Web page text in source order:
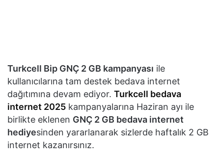
Turkcell Bip GNÇ 2 GB kampanyası ile
kullanıcılarına tam destek bedava internet
dağıtımına devam ediyor. Turkcell bedava
internet 2025 kampanyalarına Haziran ayı ile
birlikte eklenen GNÇ 2 GB bedava internet
hediyesinden yararlanarak sizlerde haftalık 2 GB
internet kazanırsınız.